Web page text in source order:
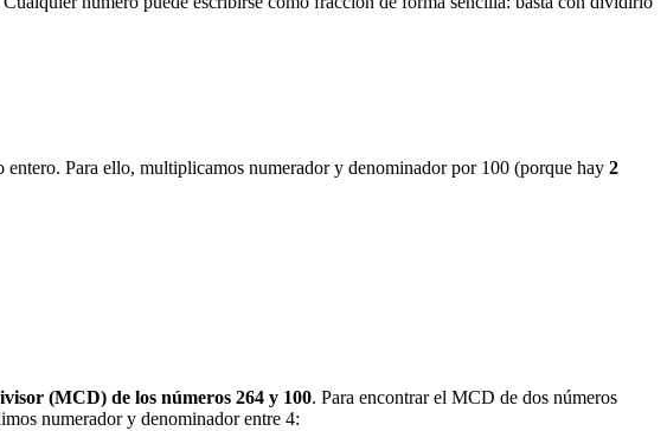
Para ello, multiplicamos numerador y denominador por 100 (porque hay 2
(MCD) de los números 264 y 100. Para encontrar el MCD de dos números
numerador y denominador entre 4: